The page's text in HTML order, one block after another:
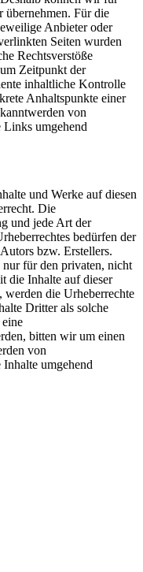
übernehmen. Für die
Anbieter oder
Seiten wurden
Rechtsverstöße
Zeitpunkt der
inhaltliche Kontrolle
Anhaltspunkte einer
von
Links umgehend
und Werke auf diesen
Die
und jede Art der
bedürfen der
bzw. Erstellers.
für den privaten, nicht
die Inhalte auf dieser
die Urheberrechte
Dritter als solche
bitten wir um einen
von
umgehend